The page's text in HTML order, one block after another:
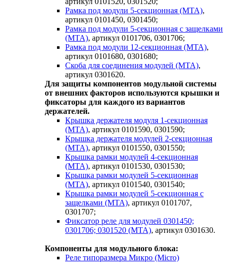
Рамка под модули 5-секционная (MTA),
артикул 0101450, 0301450;
Рамка под модули 5-секционная с защелками
(MTA), артикул 0101706, 0301706;
Рамка под модули 12-секционная (MTA),
артикул 0101680, 0301680;
Скоба для соединения модулей (MTA),
артикул 0301620.
Для защиты компонентов модульной системы
от внешних факторов используются крышки и
фиксаторы для каждого из вариантов
держателей.
Крышка держателя модуля 1-секционная
(MTA), артикул 0101590, 0301590;
Крышка держателя модулей 2-секционная
(MTA), артикул 0101550, 0301550;
Крышка рамки модулей 4-секционная
(MTA), артикул 0101530, 0301530;
Крышка рамки модулей 5-секционная
(MTA), артикул 0101540, 0301540;
Крышка рамки модулей 5-секционная с
защелками (MTA), артикул 0101707,
0301707;
Фиксатор реле для модулей 0301450;
0301706; 0301520 (MTA), артикул 0301630.
Компоненты для модульного блока:
Реле типоразмера Микро (Micro)